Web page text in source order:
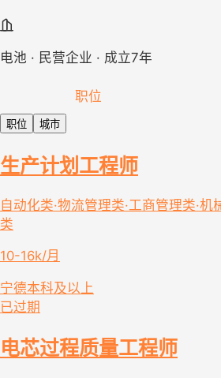
电池 · 民营企业 · 成立7年
职位
职位 城市
生产计划工程师
自动化类·物流管理类·工商管理类·机
类
10-16k/月
宁德本科及以上
已过期
电芯过程质量工程师